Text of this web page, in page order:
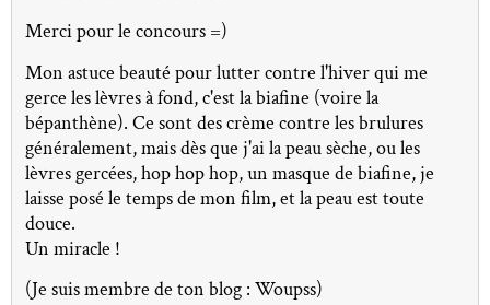
Merci pour le concours =)
Mon astuce beauté pour lutter contre l'hiver qui me
gerce les lèvres à fond, c'est la biafine (voire la
bépanthène). Ce sont des crème contre les brulures
généralement, mais dès que j'ai la peau sèche, ou les
lèvres gercées, hop hop hop, un masque de biafine, je
laisse posé le temps de mon film, et la peau est toute
douce.
Un miracle !
(Je suis membre de ton blog : Woupss)